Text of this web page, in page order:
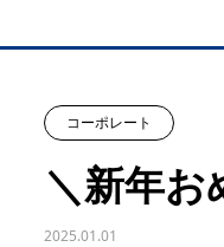
コーポレート
＼新年お
2025.01.01